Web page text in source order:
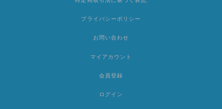
プライバシーポリシー
お問い合わせ
マイアカウント
会員登録
ログイン